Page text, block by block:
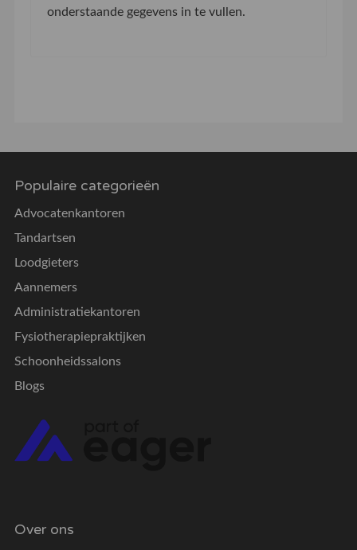
onderstaande gegevens in te vullen.
Populaire categorieën
Advocatenkantoren
Tandartsen
Loodgieters
Aannemers
Administratiekantoren
Fysiotherapiepraktijken
Schoonheidssalons
Blogs
Over ons